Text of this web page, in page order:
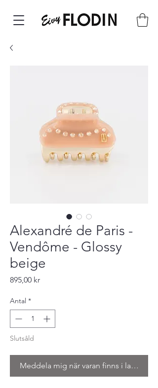
Alexandré de Paris -
Vendôme - Glossy
beige
895,00 krPris
Antal *
Slutsåld
Meddela mig när varan finns i lager